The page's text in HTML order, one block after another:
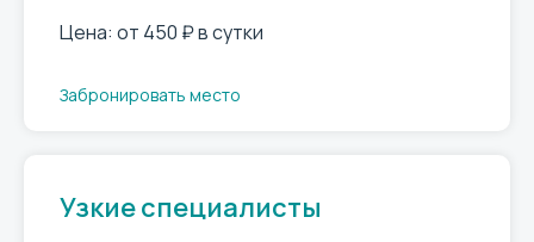
Цена: от 450 ₽ в сутки
Забронировать место
Узкие специалисты